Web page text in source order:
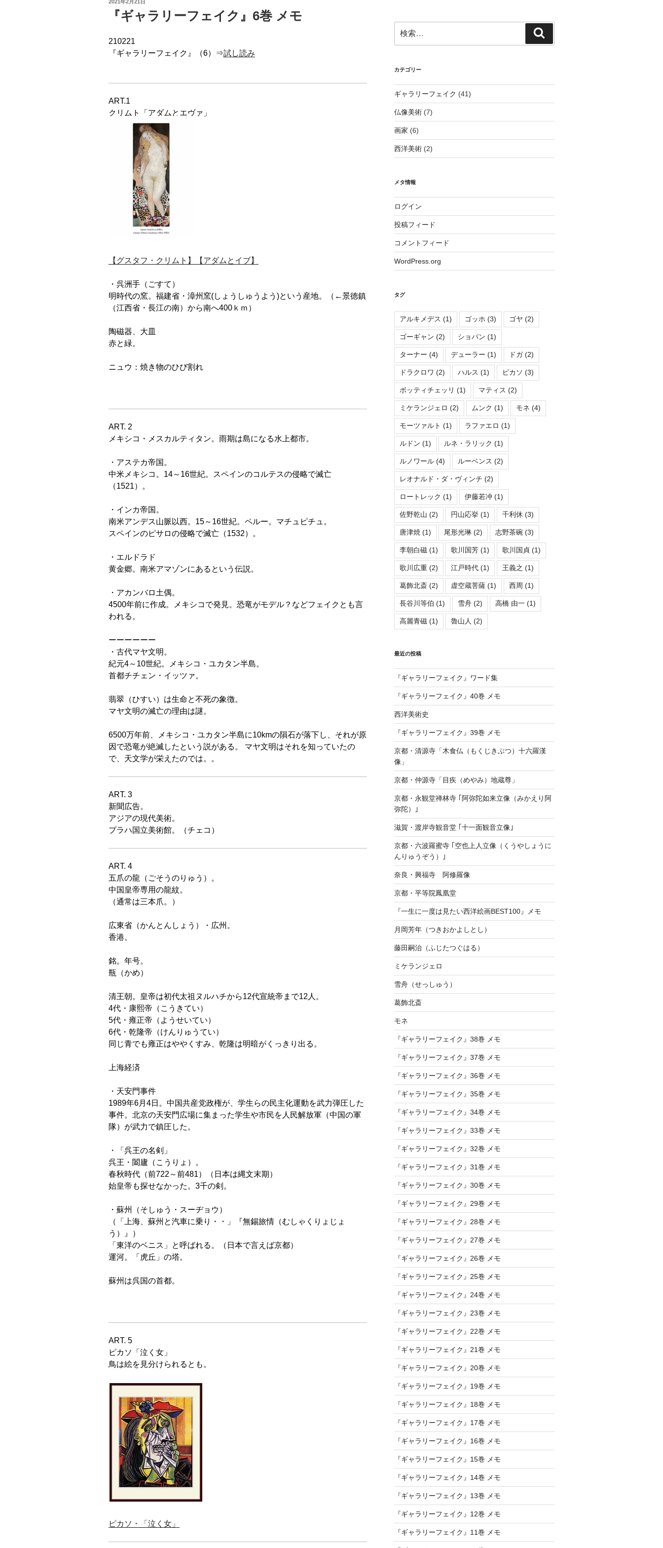
2021年2月21日
『ギャラリーフェイク』6巻 メモ
210221
『ギャラリーフェイク』（6）⇒試し読み
ART.1
クリムト「アダムとエヴァ」
【グスタフ・クリムト】【アダムとイブ】
・呉洲手（ごすて）
明時代の窯。福建省・漳州窯(しょうしゅうよう)という産地。（←景徳鎮
（江西省・長江の南）から南へ400ｋｍ）
陶磁器、大皿
赤と緑。
ニュウ：焼き物のひび割れ
ART. 2
メキシコ・メスカルティタン。雨期は島になる水上都市。
・アステカ帝国。
中米メキシコ。14～16世紀。スペインのコルテスの侵略で滅亡
（1521）。
・インカ帝国。
南米アンデス山脈以西。15～16世紀。ペルー。マチュピチュ。
スペインのピサロの侵略で滅亡（1532）。
・エルドラド
黄金郷。南米アマゾンにあるという伝説。
・アカンバロ土偶。
4500年前に作成。メキシコで発見。恐竜がモデル？などフェイクとも言
われる。
ーーーーーー
・古代マヤ文明。
紀元4～10世紀。メキシコ・ユカタン半島。
首都チチェン・イッツァ。
翡翠（ひすい）は生命と不死の象徴。
マヤ文明の滅亡の理由は謎。
6500万年前、メキシコ・ユカタン半島に10kmの隕石が落下し、それが原
因で恐竜が絶滅したという説がある。 マヤ文明はそれを知っていたの
で、天文学が栄えたのでは。。
ART. 3
新聞広告。
アジアの現代美術。
プラハ国立美術館。（チェコ）
ART. 4
五爪の龍（ごそうのりゅう）。
中国皇帝専用の龍紋。
（通常は三本爪。）
広東省（かんとんしょう）・広州。
香港。
銘。年号。
瓶（かめ）
清王朝。皇帝は初代太祖ヌルハチから12代宣統帝まで12人。
4代・康熙帝（こうきてい）
5代・雍正帝（ようせいてい）
6代・乾隆帝（けんりゅうてい）
同じ青でも雍正はややくすみ、乾隆は明暗がくっきり出る。
上海経済
・天安門事件
1989年6月4日。中国共産党政権が、学生らの民主化運動を武力弾圧した
事件。北京の天安門広場に集まった学生や市民を人民解放軍（中国の軍
隊）が武力で鎮圧した。
・「呉王の名剣」
呉王・闔廬（こうりょ）。
春秋時代（前722～前481）（日本は縄文末期）
始皇帝も探せなかった。3千の剣。
・蘇州（そしゅう・スーヂョウ）
（「上海、蘇州と汽車に乗り・・」『無錫旅情（むしゃくりょじょ
う）』）
「東洋のベニス」と呼ばれる。（日本で言えば京都）
運河。「虎丘」の塔。
蘇州は呉国の首都。
ART. 5
ピカソ「泣く女」
鳥は絵を見分けられるとも。
ピカソ・「泣く女」
索:
索
カテゴリー
ギャラリーフェイク (41)
仏像美術(7)
画家 (6)
西洋美術(2)
メタ情報
ログイン
投稿フィード
コメントフィード
WordPress.org
タグ
アルキメデス (1) ゴッホ (3) ゴヤ (2)
ゴーギャン (2) ショパン (1)
ターナー (4) デューラー (1) ドガ(2)
ドラクロワ (2) ハルス (1) ピカソ (3)
ボッティチェッリ (1) マティス (2)
ミケランジェロ (2) ムンク (1) モネ (4)
モーツァルト (1) ラファエロ (1)
ルドン (1) ルネ・ラリック (1)
ルノワール(4) ルーベンス (2)
レオナルド・ダ・ヴィンチ (2)
ロートレック (1) 伊藤若冲 (1)
佐野乾山 (2) 円山応挙 (1) 千利休(3)
唐津焼(1) 尾形光琳(2) 志野茶碗(3)
李朝白磁(1) 歌川国芳(1) 歌川国貞(1)
歌川広重(2) 江戸時代(1) 王義之 (1)
葛飾北斎(2) 虚空蔵菩薩(1) 西周 (1)
長谷川等伯 (1) 雪舟(2) 高橋 由一(1)
高麗青磁(1) 魯山人 (2)
最近の投稿
『ギャラリーフェイク』ワード集
『ギャラリーフェイク』40巻 メモ
西洋美術史
『ギャラリーフェイク』39巻 メモ
京都・清源寺「木食仏（もくじきぶつ）十六羅漢
像」
京都・仲源寺「目疾（めやみ）地蔵尊」
京都・永観堂禅林寺 ｢阿弥陀如来立像（みかえり阿
弥陀）｣
滋賀・渡岸寺観音堂 ｢十一面観音立像｣
京都・六波羅蜜寺 ｢空也上人立像（くうやしょうに
んりゅうぞう）｣
奈良・興福寺 阿修羅像
京都・平等院鳳凰堂
『一生に一度は見たい西洋絵画BEST100』メモ
月岡芳年（つきおかよしとし）
藤田嗣治（ふじたつぐはる）
ミケランジェロ
雪舟（せっしゅう）
葛飾北斎
モネ
『ギャラリーフェイク』38巻 メモ
『ギャラリーフェイク』37巻 メモ
『ギャラリーフェイク』36巻 メモ
『ギャラリーフェイク』35巻 メモ
『ギャラリーフェイク』34巻 メモ
『ギャラリーフェイク』33巻 メモ
『ギャラリーフェイク』32巻 メモ
『ギャラリーフェイク』31巻 メモ
『ギャラリーフェイク』30巻 メモ
『ギャラリーフェイク』29巻 メモ
『ギャラリーフェイク』28巻 メモ
『ギャラリーフェイク』27巻 メモ
『ギャラリーフェイク』26巻 メモ
『ギャラリーフェイク』25巻 メモ
『ギャラリーフェイク』24巻 メモ
『ギャラリーフェイク』23巻 メモ
『ギャラリーフェイク』22巻 メモ
『ギャラリーフェイク』21巻 メモ
『ギャラリーフェイク』20巻 メモ
『ギャラリーフェイク』19巻 メモ
『ギャラリーフェイク』18巻 メモ
『ギャラリーフェイク』17巻 メモ
『ギャラリーフェイク』16巻 メモ
『ギャラリーフェイク』15巻 メモ
『ギャラリーフェイク』14巻 メモ
『ギャラリーフェイク』13巻 メモ
『ギャラリーフェイク』12巻 メモ
『ギャラリーフェイク』11巻 メモ